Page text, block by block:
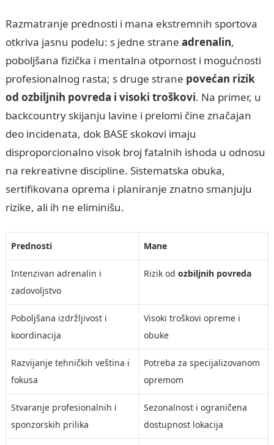
Razmatranje prednosti i mana ekstremnih sportova
otkriva jasnu podelu: s jedne strane adrenalin,
poboljšana fizička i mentalna otpornost i mogućnosti
profesionalnog rasta; s druge strane povećan rizik
od ozbiljnih povreda i visoki troškovi. Na primer, u
backcountry skijanju lavine i prelomi čine značajan
deo incidenata, dok BASE skokovi imaju
disproporcionalno visok broj fatalnih ishoda u odnosu
na rekreativne discipline. Sistematska obuka,
sertifikovana oprema i planiranje znatno smanjuju
rizike, ali ih ne eliminišu.
Prednosti Mane
Intenzivan adrenalin i
zadovoljstvo
Rizik od ozbiljnih povreda
Poboljšana izdržljivost i
koordinacija
Visoki troškovi opreme i
obuke
Razvijanje tehničkih veština i
fokusa
Potreba za specijalizovanom
opremom
Stvaranje profesionalnih i
sponzorskih prilika
Sezonalnost i ograničena
dostupnost lokacija